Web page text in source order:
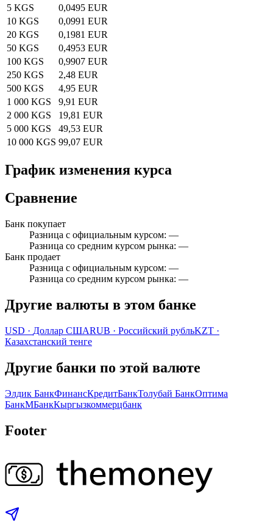
5 KGS
0,0495 EUR
10 KGS
0,0991 EUR
20 KGS
0,1981 EUR
50 KGS
0,4953 EUR
100 KGS
0,9907 EUR
250 KGS
2,48 EUR
500 KGS
4,95 EUR
1 000 KGS
9,91 EUR
2 000 KGS
19,81 EUR
5 000 KGS
49,53 EUR
10 000 KGS 99,07 EUR
График изменения курса
Сравнение
Банк покупает
Разница с официальным курсом: —
Разница со средним курсом рынка: —
Банк продает
Разница с официальным курсом: —
Разница со средним курсом рынка: —
Другие валюты в этом банке
USD · Доллар СШАRUB · Российский рубльKZT ·
Казахстанский тенге
Другие банки по этой валюте
Элдик БанкФинансКредитБанкТолубай БанкОптима
БанкМБанкКыргызкоммерцбанк
Footer